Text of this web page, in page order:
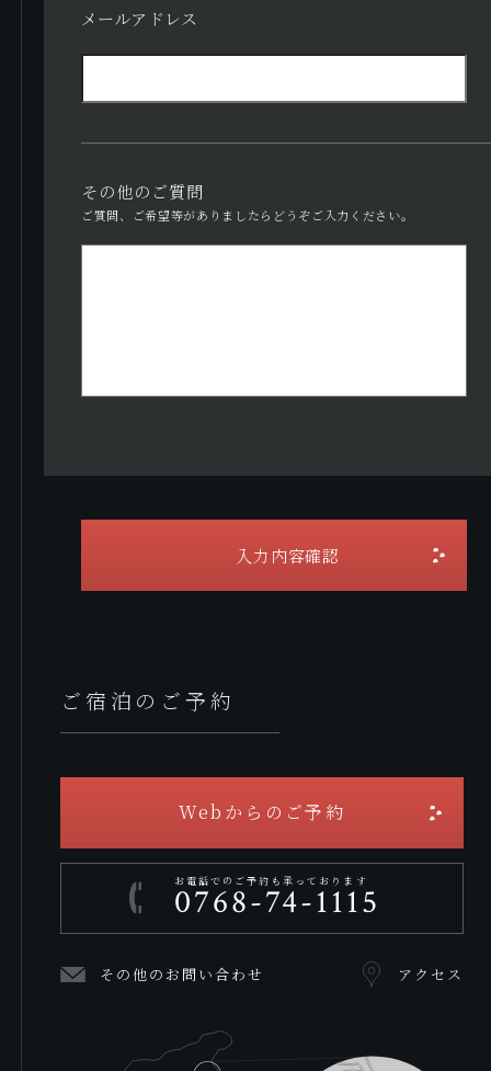
メールアドレス
その他のご質問
ご質問、ご希望等がありましたらどうぞご入力ください。
ご宿泊のご予約
Webからのご予約
お電話でのご予約も承っております
0768-74-1115
その他のお問い合わせ アクセス